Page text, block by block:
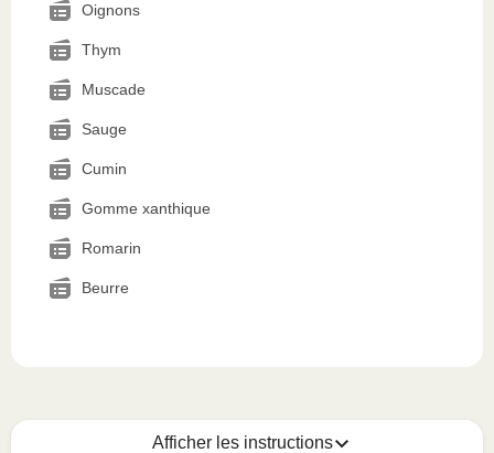
Oignons
Thym
Muscade
Sauge
Cumin
Gomme xanthique
Romarin
Beurre
Afficher les instructions